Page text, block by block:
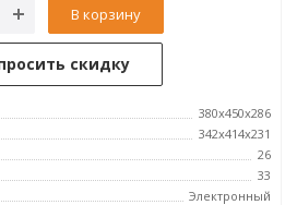
В корзину
скидку
380x450x286
342х414х231
26
33
Электронный